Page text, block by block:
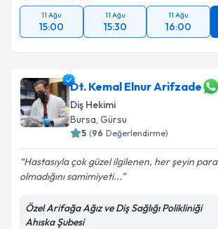
11 Ağu
15:00
11 Ağu
15:30
11 Ağu
16:00
Dt. Kemal Elnur Arifzade
Diş Hekimi
Bursa, Gürsu
5 (96 Değerlendirme)
Hastasıyla çok güzel ilgilenen, her şeyin para
olmadığını samimiyeti...
Özel Arifağa Ağız ve Diş Sağlığı Polikliniği
Ahıska Şubesi